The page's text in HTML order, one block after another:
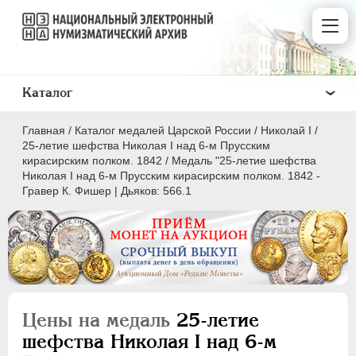
Главная / Каталог медалей Царской России / Николай I /
25-летие шефства Николая I над 6-м Прусским
кирасирским полком. 1842 / Медаль "25-летие шефства
Николая I над 6-м Прусским кирасирским полком. 1842 -
Гравер К. Фишер | Дьяков: 566.1
Цены на медаль 25-летие
шефства Николая I над 6-м
Каталог
ВСЕ
ПEТР I 1699-1725
ЕКАТЕРИНА I 1725-1727
АННА ИОАННОВНА 1730-1740
ИОАНН АНТОНОВИЧ 1740-1741